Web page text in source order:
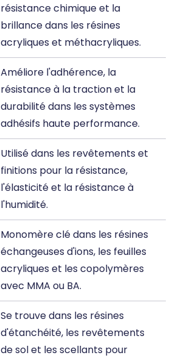
résistance chimique et la
brillance dans les résines
acryliques et méthacryliques.
Améliore l'adhérence, la
résistance à la traction et la
durabilité dans les systèmes
adhésifs haute performance.
Utilisé dans les revêtements et
finitions pour la résistance,
l'élasticité et la résistance à
l'humidité.
Monomère clé dans les résines
échangeuses d'ions, les feuilles
acryliques et les copolymères
avec MMA ou BA.
Se trouve dans les résines
d'étanchéité, les revêtements
de sol et les scellants pour